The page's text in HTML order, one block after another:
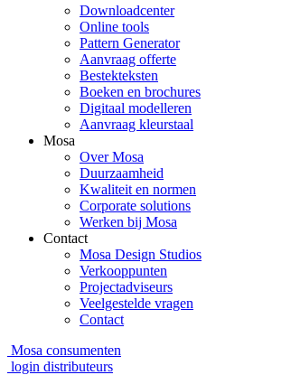
Downloadcenter
Online tools
Pattern Generator
Aanvraag offerte
Bestekteksten
Boeken en brochures
Digitaal modelleren
Aanvraag kleurstaal
Mosa
Over Mosa
Duurzaamheid
Kwaliteit en normen
Corporate solutions
Werken bij Mosa
Contact
Mosa Design Studios
Verkooppunten
Projectadviseurs
Veelgestelde vragen
Contact
Mosa consumenten
login distributeurs